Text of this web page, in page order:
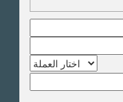
وسط البلد
مصر الجديدة
مدينة نصر
من اكتوبر
الشيخ زايد
الصحراوى